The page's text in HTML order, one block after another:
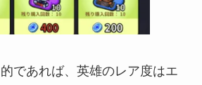
であれば、英雄のレア度はエ